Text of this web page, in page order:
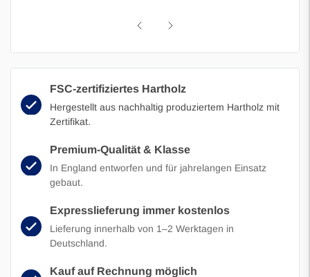
FSC-zertifiziertes Hartholz
Hergestellt aus nachhaltig produziertem Hartholz mit
Zertifikat.
Premium-Qualität & Klasse
In England entworfen und für jahrelangen Einsatz
gebaut.
Expresslieferung immer kostenlos
Lieferung innerhalb von 1–2 Werktagen in
Deutschland.
Kauf auf Rechnung möglich